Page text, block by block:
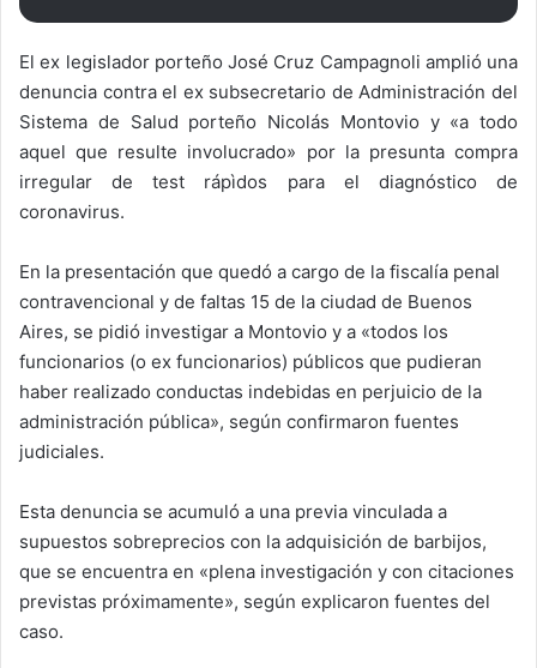
El ex legislador porteño José Cruz Campagnoli amplió una
denuncia contra el ex subsecretario de Administración del
Sistema de Salud porteño Nicolás Montovio y «a todo
aquel que resulte involucrado» por la presunta compra
irregular de test rápìdos para el diagnóstico de
coronavirus.
En la presentación que quedó a cargo de la fiscalía penal
contravencional y de faltas 15 de la ciudad de Buenos
Aires, se pidió investigar a Montovio y a «todos los
funcionarios (o ex funcionarios) públicos que pudieran
haber realizado conductas indebidas en perjuicio de la
administración pública», según confirmaron fuentes
judiciales.
Esta denuncia se acumuló a una previa vinculada a
supuestos sobreprecios con la adquisición de barbijos,
que se encuentra en «plena investigación y con citaciones
previstas próximamente», según explicaron fuentes del
caso.